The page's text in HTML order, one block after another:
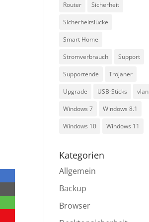
Router Sicherheit
Sicherheitslücke
Smart Home
Stromverbrauch Support
Supportende Trojaner
Upgrade USB-Sticks vlan
Windows 7 Windows 8.1
Windows 10 Windows 11
Kategorien
Allgemein
Backup
Browser